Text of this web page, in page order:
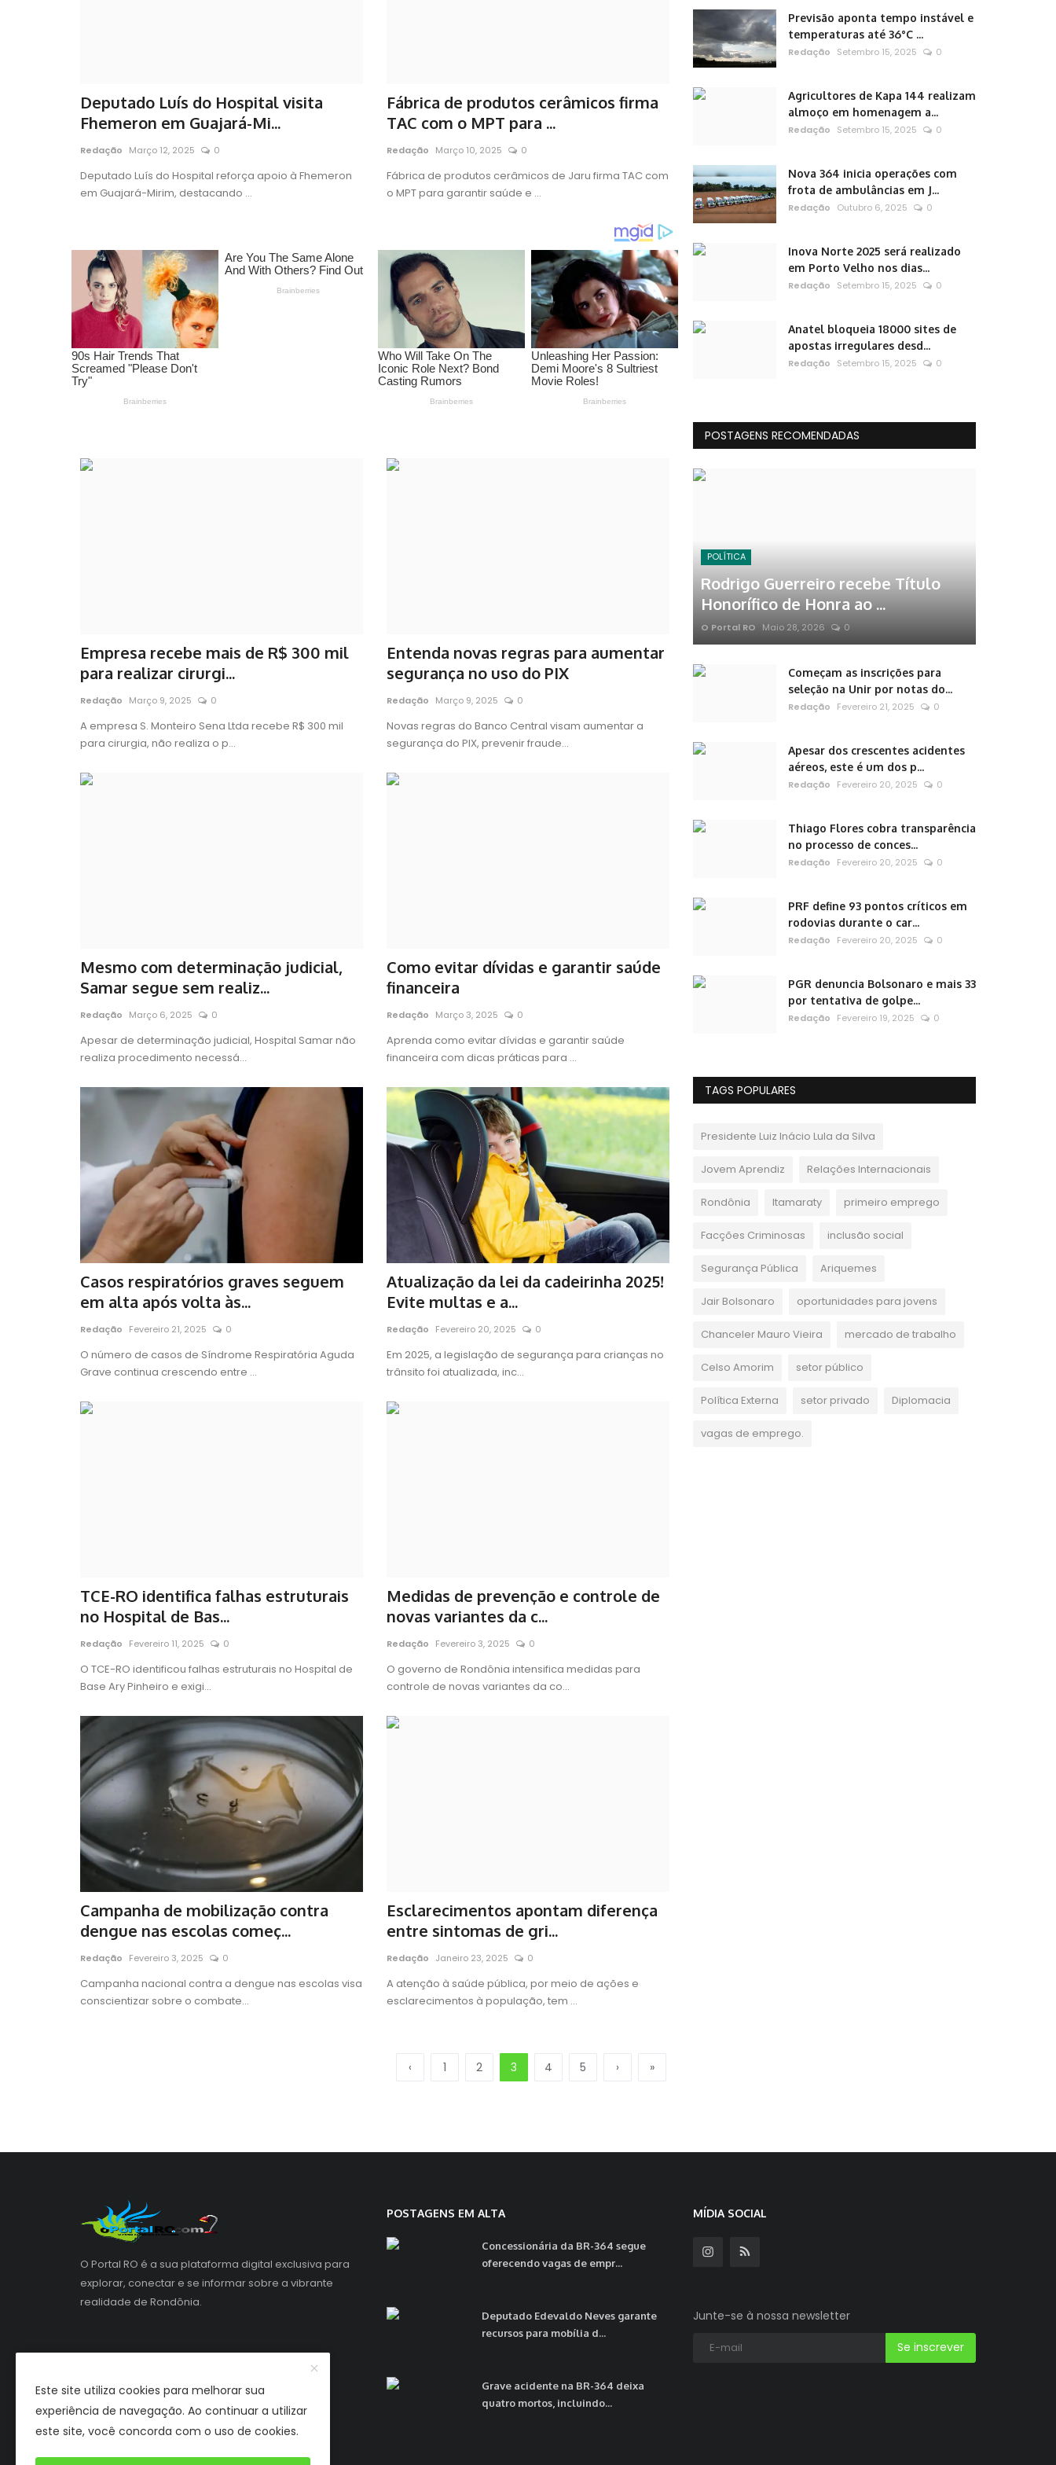
Deputado Luís do Hospital visita
Fhemeron em Guajará-Mi...
Redação Março 12, 2025 0
Deputado Luís do Hospital reforça apoio à Fhemeron
em Guajará-Mirim, destacando ...
Fábrica de produtos cerâmicos firma
TAC com o MPT para ...
Redação Março 10, 2025 0
Fábrica de produtos cerâmicos de Jaru firma TAC com
o MPT para garantir saúde e ...
Empresa recebe mais de R$ 300 mil
para realizar cirurgi...
Redação Março 9, 2025 0
A empresa S. Monteiro Sena Ltda recebe R$ 300 mil
para cirurgia, não realiza o p...
Entenda novas regras para aumentar
segurança no uso do PIX
Redação Março 9, 2025 0
Novas regras do Banco Central visam aumentar a
segurança do PIX, prevenir fraude...
Mesmo com determinação judicial,
Samar segue sem realiz...
Redação Março 6, 2025 0
Apesar de determinação judicial, Hospital Samar não
realiza procedimento necessá...
Como evitar dívidas e garantir saúde
financeira
Redação Março 3, 2025 0
Aprenda como evitar dívidas e garantir saúde
financeira com dicas práticas para ...
Casos respiratórios graves seguem
em alta após volta às...
Redação Fevereiro 21, 2025 0
O número de casos de Síndrome Respiratória Aguda
Grave continua crescendo entre ...
Atualização da lei da cadeirinha 2025!
Evite multas e a...
Redação Fevereiro 20, 2025 0
Em 2025, a legislação de segurança para crianças no
trânsito foi atualizada, inc...
TCE-RO identifica falhas estruturais
no Hospital de Bas...
Redação Fevereiro 11, 2025 0
O TCE-RO identificou falhas estruturais no Hospital de
Base Ary Pinheiro e exigi...
Medidas de prevenção e controle de
novas variantes da c...
Redação Fevereiro 3, 2025 0
O governo de Rondônia intensifica medidas para
controle de novas variantes da co...
Campanha de mobilização contra
dengue nas escolas começ...
Redação Fevereiro 3, 2025 0
Campanha nacional contra a dengue nas escolas visa
conscientizar sobre o combate...
Esclarecimentos apontam diferença
entre sintomas de gri...
Redação Janeiro 23, 2025 0
A atenção à saúde pública, por meio de ações e
esclarecimentos à população, tem ...
‹ 1 2 3 4 5 › »
Previsão aponta tempo instável e
temperaturas até 36°C ...
Redação Setembro 15, 2025 0
Agricultores de Kapa 144 realizam
almoço em homenagem a...
Redação Setembro 15, 2025 0
Nova 364 inicia operações com
frota de ambulâncias em J...
Redação Outubro 6, 2025 0
Inova Norte 2025 será realizado
em Porto Velho nos dias...
Redação Setembro 15, 2025 0
Anatel bloqueia 18000 sites de
apostas irregulares desd...
Redação Setembro 15, 2025 0
POSTAGENS RECOMENDADAS
POLÍTICA
Rodrigo Guerreiro recebe Título
Honorífico de Honra ao ...
O Portal RO Maio 28, 2026 0
Começam as inscrições para
seleção na Unir por notas do...
Redação Fevereiro 21, 2025 0
Apesar dos crescentes acidentes
aéreos, este é um dos p...
Redação Fevereiro 20, 2025 0
Thiago Flores cobra transparência
no processo de conces...
Redação Fevereiro 20, 2025 0
PRF define 93 pontos críticos em
rodovias durante o car...
Redação Fevereiro 20, 2025 0
PGR denuncia Bolsonaro e mais 33
por tentativa de golpe...
Redação Fevereiro 19, 2025 0
TAGS POPULARES
Presidente Luiz Inácio Lula da Silva
Jovem Aprendiz Relações Internacionais
Rondônia Itamaraty primeiro emprego
Facções Criminosas inclusão social
Segurança Pública Ariquemes
Jair Bolsonaro oportunidades para jovens
Chanceler Mauro Vieira mercado de trabalho
Celso Amorim setor público
Política Externa setor privado Diplomacia
vagas de emprego.
O Portal RO é a sua plataforma digital exclusiva para
explorar, conectar e se informar sobre a vibrante
realidade de Rondônia.
POSTAGENS EM ALTA
Concessionária da BR-364 segue
oferecendo vagas de empr...
Deputado Edevaldo Neves garante
recursos para mobília d...
Grave acidente na BR-364 deixa
quatro mortos, incluindo...
MÍDIA SOCIAL
Junte-se à nossa newsletter
Se inscrever
Este site utiliza cookies para melhorar sua
experiência de navegação. Ao continuar a utilizar
este site, você concorda com o uso de cookies.